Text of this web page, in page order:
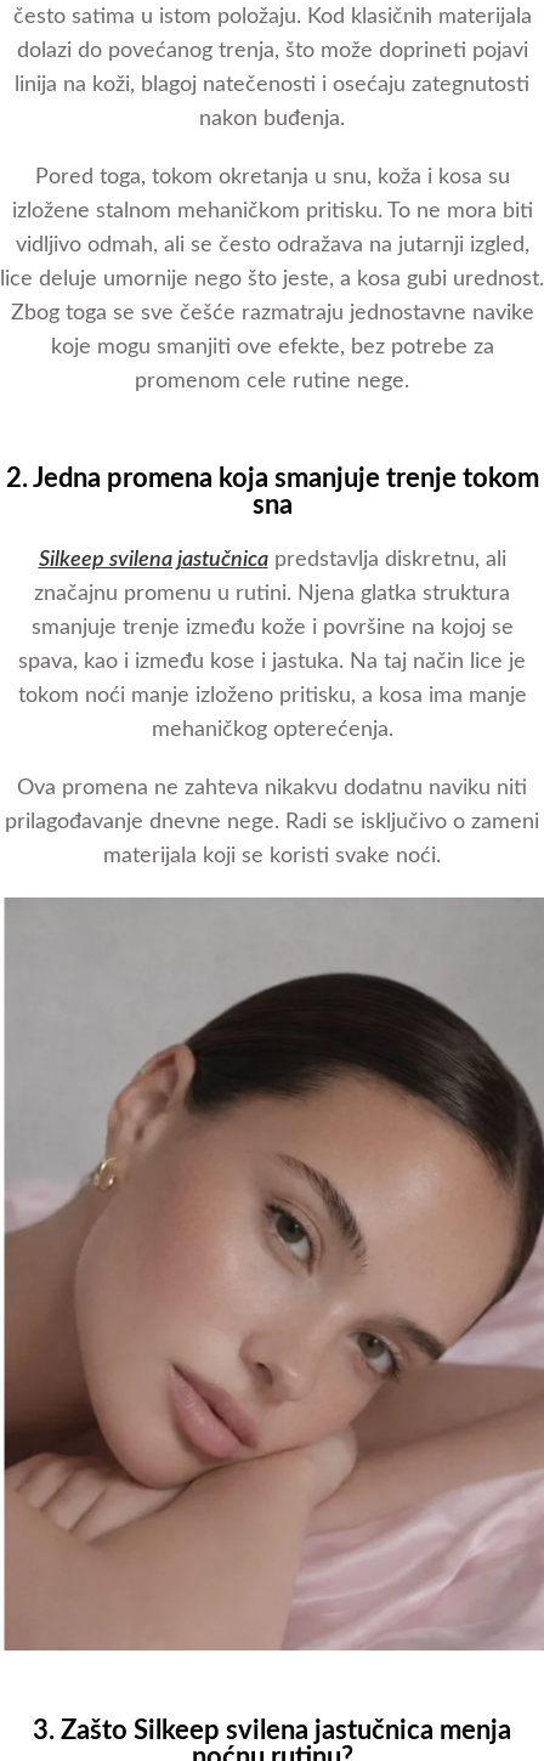
često satima u istom položaju. Kod klasičnih materijala
dolazi do povećanog trenja, što može doprineti pojavi
linija na koži, blagoj natečenosti i osećaju zategnutosti
nakon buđenja.
Pored toga, tokom okretanja u snu, koža i kosa su
izložene stalnom mehaničkom pritisku. To ne mora biti
vidljivo odmah, ali se često odražava na jutarnji izgled,
lice deluje umornije nego što jeste, a kosa gubi urednost.
Zbog toga se sve češće razmatraju jednostavne navike
koje mogu smanjiti ove efekte, bez potrebe za
promenom cele rutine nege.
2. Jedna promena koja smanjuje trenje tokom
sna
Silkeep svilena jastučnicapredstavlja diskretnu, ali
značajnu promenu u rutini. Njena glatka struktura
smanjuje trenje između kože i površine na kojoj se
spava, kao i između kose i jastuka. Na taj način lice je
tokom noći manje izloženo pritisku, a kosa ima manje
mehaničkog opterećenja.
Ova promena ne zahteva nikakvu dodatnu naviku niti
prilagođavanje dnevne nege. Radi se isključivo o zameni
materijala koji se koristi svake noći.
3. Zašto Silkeep svilena jastučnica menja